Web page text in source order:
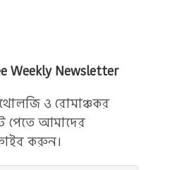
Weekly Newsletter
ও রোমাঞ্চকর
পেতে আমাদের
করুন।